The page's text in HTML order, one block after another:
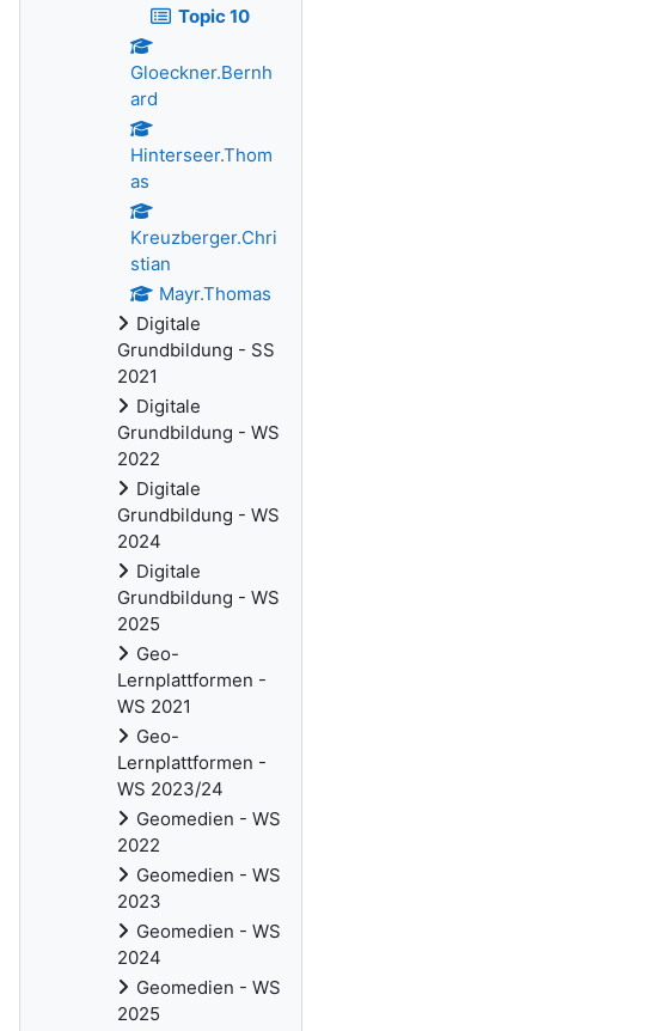
Topic 10
Gloeckner.Bernh
ard
Hinterseer.Thom
as
Kreuzberger.Chri
stian
Mayr.Thomas
Digitale
Grundbildung - SS
2021
Digitale
Grundbildung - WS
2022
Digitale
Grundbildung - WS
2024
Digitale
Grundbildung - WS
2025
Geo-
Lernplattformen -
WS 2021
Geo-
Lernplattformen -
WS 2023/24
Geomedien - WS
2022
Geomedien - WS
2023
Geomedien - WS
2024
Geomedien - WS
2025